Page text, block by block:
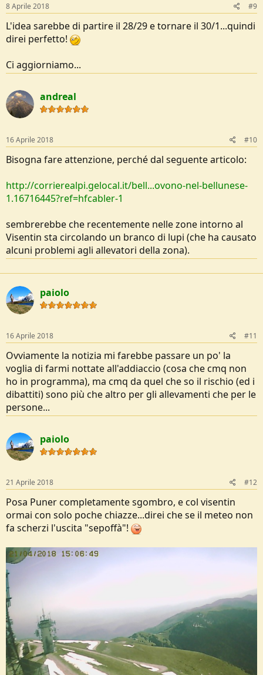
8 Aprile 2018 #9
L'idea sarebbe di partire il 28/29 e tornare il 30/1...quindi
direi perfetto!
Ci aggiorniamo...
andreal
16 Aprile 2018 #10
Bisogna fare attenzione, perché dal seguente articolo:
http://corrierealpi.gelocal.it/bell...ovono-nel-bellunese-
1.16716445?ref=hfcabler-1
sembrerebbe che recentemente nelle zone intorno al
Visentin sta circolando un branco di lupi (che ha causato
alcuni problemi agli allevatori della zona).
paiolo
16 Aprile 2018 #11
Ovviamente la notizia mi farebbe passare un po' la
voglia di farmi nottate all'addiaccio (cosa che cmq non
ho in programma), ma cmq da quel che so il rischio (ed i
dibattiti) sono più che altro per gli allevamenti che per le
persone...
paiolo
21 Aprile 2018 #12
Posa Puner completamente sgombro, e col visentin
ormai con solo poche chiazze...direi che se il meteo non
fa scherzi l'uscita "sepoffà"!